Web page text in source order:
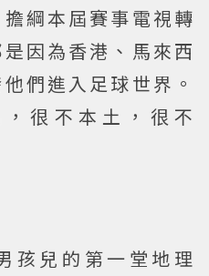
綱本屆賽事電視轉
因為香港、馬來西
們進入足球世界。
很不本土，很不
兒的第一堂地理